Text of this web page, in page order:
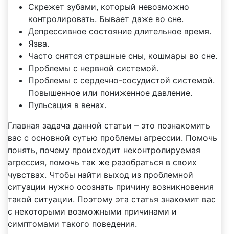
Скрежет зубами, который невозможно
контролировать. Бывает даже во сне.
Депрессивное состояние длительное время.
Язва.
Часто снятся страшные сны, кошмары во сне.
Проблемы с нервной системой.
Проблемы с сердечно-сосудистой системой.
Повышенное или пониженное давление.
Пульсация в венах.
Главная задача данной статьи – это познакомить
вас с основной сутью проблемы агрессии. Помочь
понять, почему происходит неконтролируемая
агрессия, помочь так же разобраться в своих
чувствах. Чтобы найти выход из проблемной
ситуации нужно осознать причину возникновения
такой ситуации. Поэтому эта статья знакомит вас
с некоторыми возможными причинами и
симптомами такого поведения.